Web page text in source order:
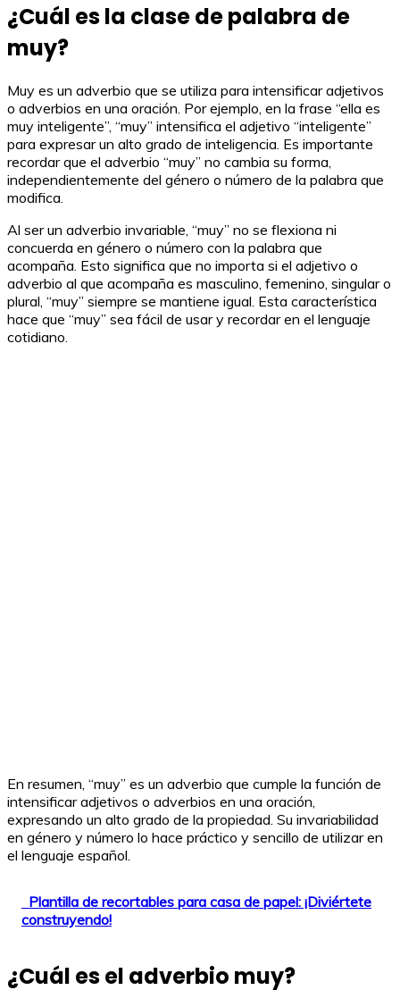
¿Cuál es la clase de palabra de
muy?
Muy es un adverbio que se utiliza para intensificar adjetivos
o adverbios en una oración. Por ejemplo, en la frase “ella es
muy inteligente”, “muy” intensifica el adjetivo “inteligente”
para expresar un alto grado de inteligencia. Es importante
recordar que el adverbio “muy” no cambia su forma,
independientemente del género o número de la palabra que
modifica.
Al ser un adverbio invariable, “muy” no se flexiona ni
concuerda en género o número con la palabra que
acompaña. Esto significa que no importa si el adjetivo o
adverbio al que acompaña es masculino, femenino, singular o
plural, “muy” siempre se mantiene igual. Esta característica
hace que “muy” sea fácil de usar y recordar en el lenguaje
cotidiano.
En resumen, “muy” es un adverbio que cumple la función de
intensificar adjetivos o adverbios en una oración,
expresando un alto grado de la propiedad. Su invariabilidad
en género y número lo hace práctico y sencillo de utilizar en
el lenguaje español.
Plantilla de recortables para casa de papel: ¡Diviértete
construyendo!
¿Cuál es el adverbio muy?